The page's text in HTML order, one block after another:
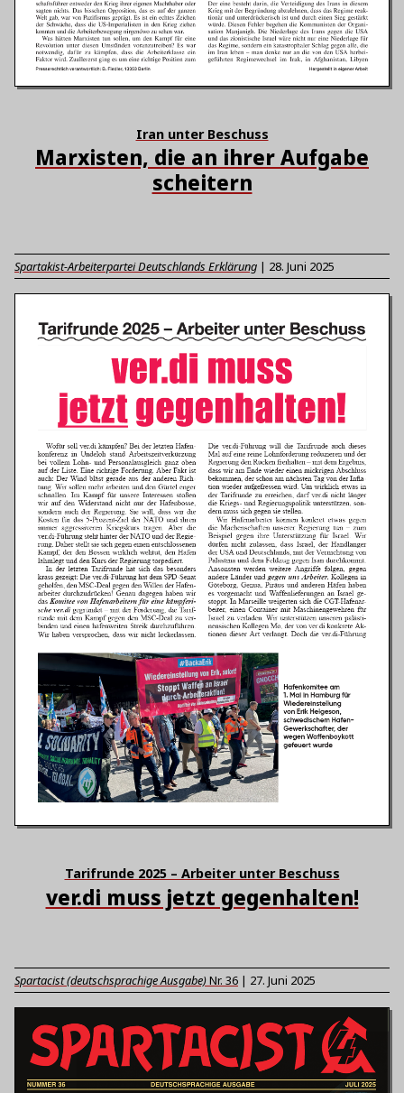
Iran unter Beschuss
Marxisten, die an ihrer Aufgabe
scheitern
Spartakist-Arbeiterpartei Deutschlands Erklärung | 28. Juni 2025
Tarifrunde 2025 – Arbeiter unter Beschuss
ver.di muss jetzt gegenhalten!
Spartacist (deutschsprachige Ausgabe)Nr. 36 | 27. Juni 2025